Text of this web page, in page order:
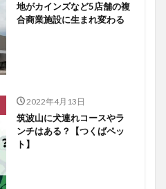
地がカインズなど5店舗の複
合商業施設に生まれ変わる
2022年4月13日
筑波山に犬連れコースやラ
ンチはある？【つくばペッ
ト】